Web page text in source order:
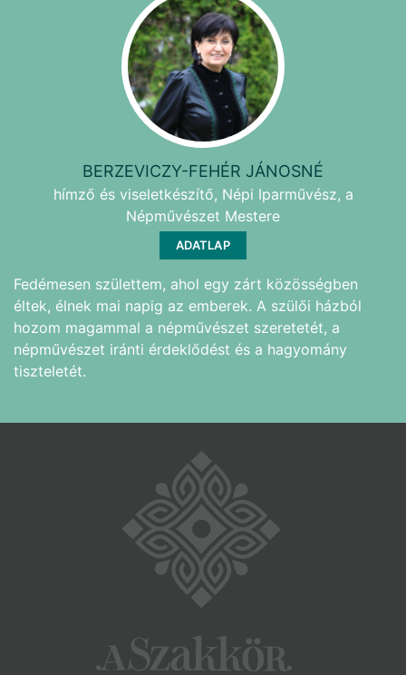
BERZEVICZY-FEHÉR JÁNOSNÉ
hímző és viseletkészítő, Népi Iparművész, a
Népművészet Mestere
ADATLAP
Fedémesen születtem, ahol egy zárt közösségben
éltek, élnek mai napig az emberek. A szülői házból
hozom magammal a népművészet szeretetét, a
népművészet iránti érdeklődést és a hagyomány
tiszteletét.